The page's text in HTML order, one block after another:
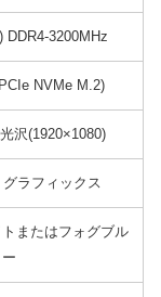
DDR4-3200MHz
NVMe M.2)
沢(1920×1080)
ラフィックス
またはフォグブル
ー